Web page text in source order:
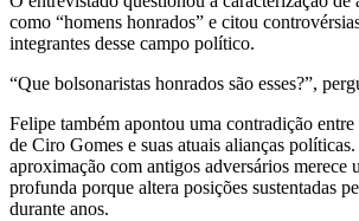
como “homens honrados” e citou
integrantes desse campo político.
“Que bolsonaristas honrados são esses?”,
Felipe também apontou uma contradição
de Ciro Gomes e suas atuais alianças políticas.
aproximação com antigos adversários merece
profunda porque altera posições sustentadas
durante anos.